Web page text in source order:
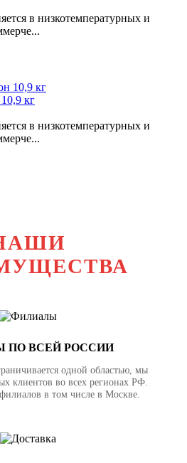
в низкотемпературных и
кг
в низкотемпературных и
ПО ВСЕЙ РОССИИ
одной областью, мы
клиентов во всех регионах РФ.
в том числе в Москве.